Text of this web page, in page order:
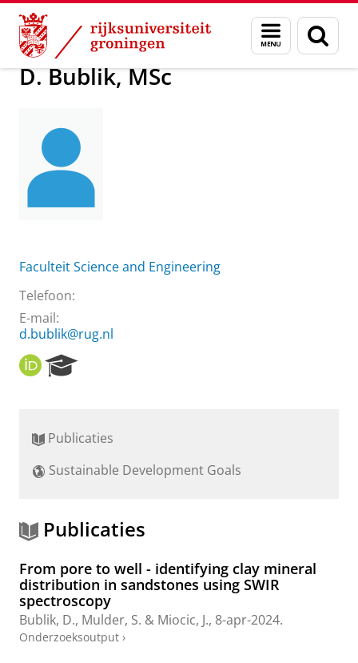
Skip
Content
Skip
Navigation
Menu
en
zoeken
Over ons D. Bublik, MSc
D. Bublik, MSc
Faculteit Science and Engineering
Telefoon:
E-mail:
d.bublik@rug.nl
O
R
r
h
r
t
l
Publicaties
Sustainable Development Goals
Publicaties
From pore to well - identifying clay mineral
distribution in sandstones using SWIR
spectroscopy
Bublik, D., Mulder, S. & Miocic, J., 8-apr-2024.
Onderzoeksoutput ›